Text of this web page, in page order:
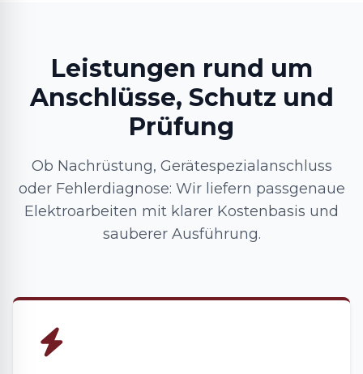
Leistungen rund um
Anschlüsse, Schutz und
Prüfung
Ob Nachrüstung, Gerätespezialanschluss
oder Fehlerdiagnose: Wir liefern passgenaue
Elektroarbeiten mit klarer Kostenbasis und
sauberer Ausführung.